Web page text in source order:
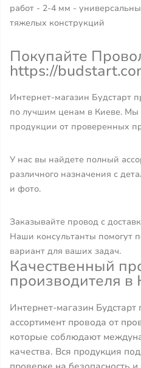
работ - 2-4 мм -
тяжелых конструкций
Покупайте
https://
Интернет-магазин Будстарт
по лучшим ценам в Киеве. Мы
продукции от проверенных
У нас вы найдете полный
различного назначения с
и фото.
Заказывайте провод с
Наши консультанты помогут
вариант для ваших задач.
Качественный
производителя в
Интернет-магазин
ассортимент провода от
которые соблюдают
качества. Вся продукция